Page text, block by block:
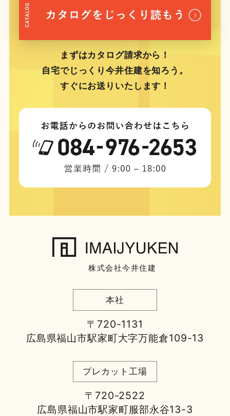
まずはカタログ請求から！
自宅でじっくり今井住建を知ろう。
すぐにお送りいたします！
株式会社今井住建
本社
〒720-1131
広島県福山市駅家町大字万能倉109-13
プレカット工場
〒720-2522
広島県福山市駅家町服部永谷13-3